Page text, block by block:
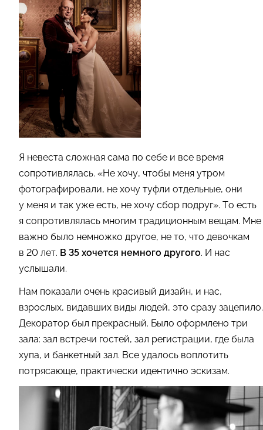
Я невеста сложная сама по себе и все время
сопротивлялась. «Не хочу, чтобы меня утром
фотографировали, не хочу туфли отдельные, они
у меня и так уже есть, не хочу сбор подруг». То есть
я сопротивлялась многим традиционным вещам. Мне
важно было немножко другое, не то, что девочкам
в 20 лет. В 35 хочется немного другого. И нас
услышали.
Нам показали очень красивый дизайн, и нас,
взрослых, видавших виды людей, это сразу зацепило.
Декоратор был прекрасный. Было оформлено три
зала: зал встречи гостей, зал регистрации, где была
хупа, и банкетный зал. Все удалось воплотить
потрясающе, практически идентично эскизам.